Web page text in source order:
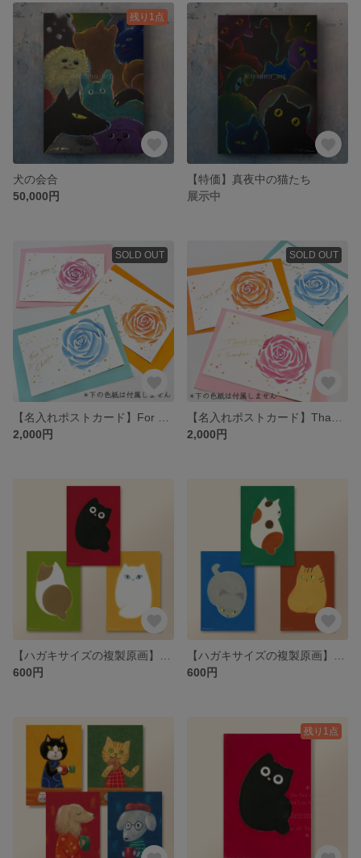
残り1点
犬の会合
50,000円
【特価】真夜中の猫たち
展示中
SOLD OUT
2,000円
SOLD OUT
2,000円
600円
600円
残り1点